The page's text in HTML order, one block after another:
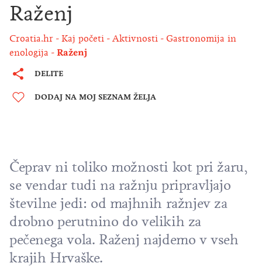
Raženj
Croatia.hr Kaj početi Aktivnosti
Gastronomija in
enologija
Raženj
DELITE
DODAJ NA MOJ SEZNAM ŽELJA
Čeprav ni toliko možnosti kot pri žaru,
se vendar tudi na ražnju pripravljajo
številne jedi: od majhnih ražnjev za
drobno perutnino do velikih za
pečenega vola. Raženj najdemo v vseh
krajih Hrvaške.